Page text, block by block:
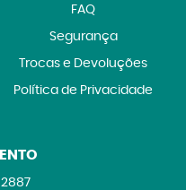
FAQ
Segurança
Trocas e Devoluções
Política de Privacidade